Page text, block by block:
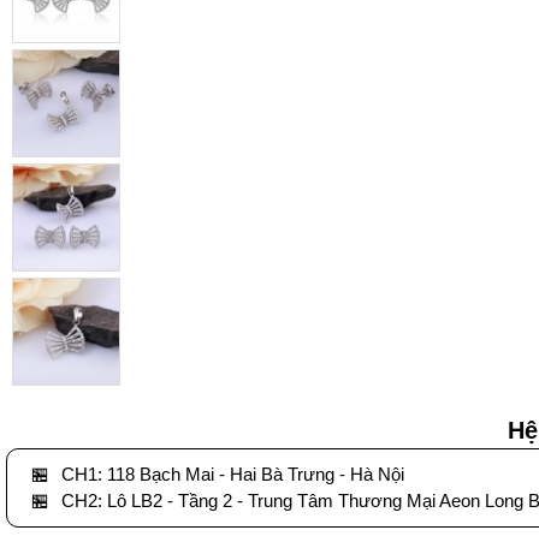
🏪
CH1: 118 Bạch Mai - Hai Bà Trưng - Hà Nội
🏪
CH2: Lô LB2 - Tầng 2 - Trung Tâm Thương Mại Aeon Long